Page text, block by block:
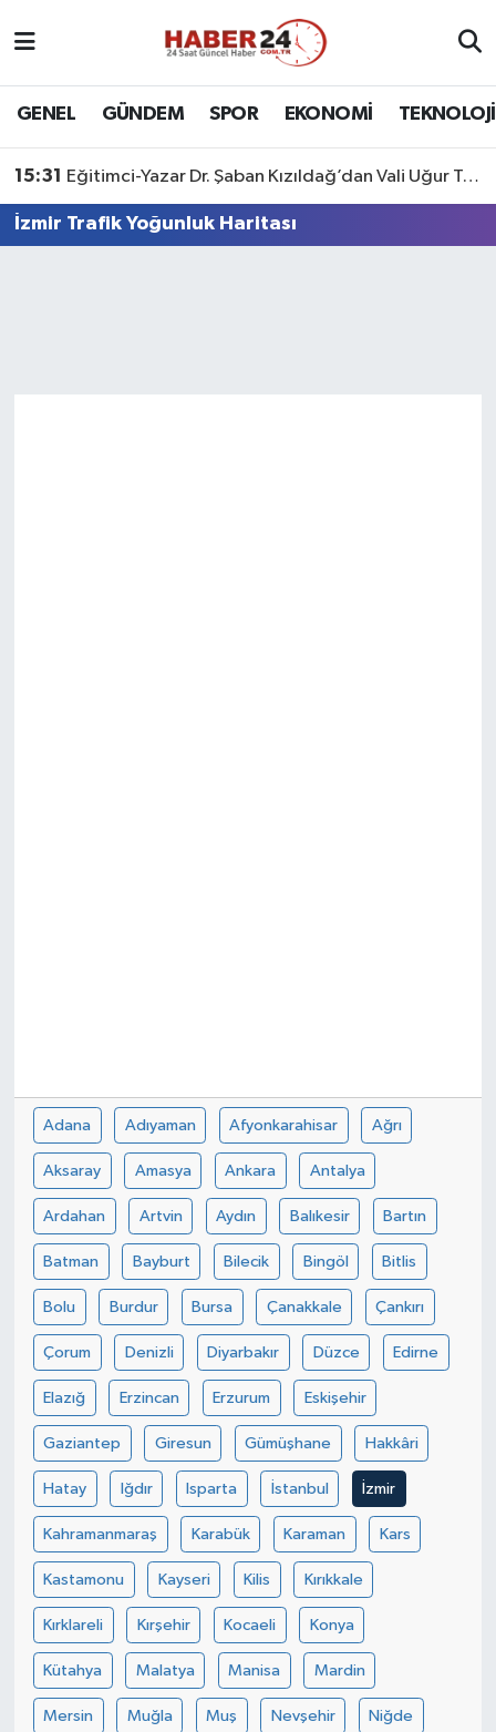
GENEL GÜNDEM SPOR EKONOMİ TEKNOLOJİ
15:31 Eğitimci-Yazar Dr. Şaban Kızıldağ’dan Vali Uğur Turan’a Ziyaret
İzmir Trafik Yoğunluk Haritası
Adana Adıyaman Afyonkarahisar Ağrı
Aksaray Amasya Ankara Antalya
Ardahan Artvin Aydın Balıkesir Bartın
Batman Bayburt Bilecik Bingöl Bitlis
Bolu Burdur Bursa Çanakkale Çankırı
Çorum Denizli Diyarbakır Düzce Edirne
Elazığ Erzincan Erzurum Eskişehir
Gaziantep Giresun Gümüşhane Hakkâri
Hatay Iğdır Isparta İstanbul İzmir
Kahramanmaraş Karabük Karaman Kars
Kastamonu Kayseri Kilis Kırıkkale
Kırklareli Kırşehir Kocaeli Konya
Kütahya Malatya Manisa Mardin
Mersin Muğla Muş Nevşehir Niğde
Nöbetçi Eczaneler